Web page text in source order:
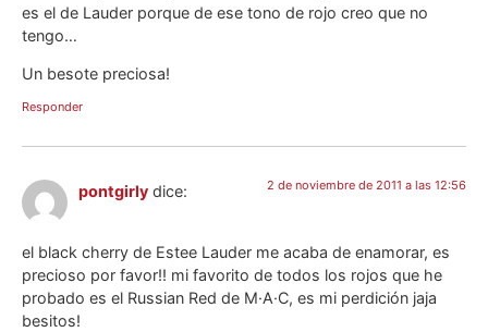
es el de Lauder porque de ese tono de rojo creo que no
tengo…
Un besote preciosa!
Responder
pontgirly dice: 2 de noviembre de 2011 a las 12:56
el black cherry de Estee Lauder me acaba de enamorar, es
precioso por favor!! mi favorito de todos los rojos que he
probado es el Russian Red de M·A·C, es mi perdición jaja
besitos!